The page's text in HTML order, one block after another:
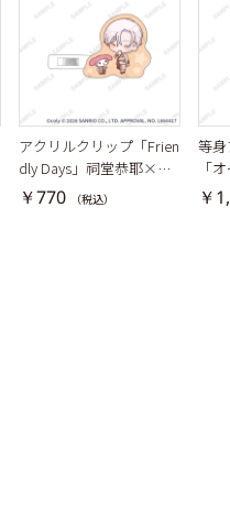
アクリルクリップ「Frien
dly Days」祠堂恭耶×マ
イメロディ
￥770 （税込）
等
「
岐
￥